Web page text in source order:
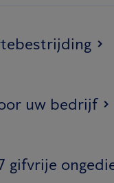
uw bedrijf
gifvrije